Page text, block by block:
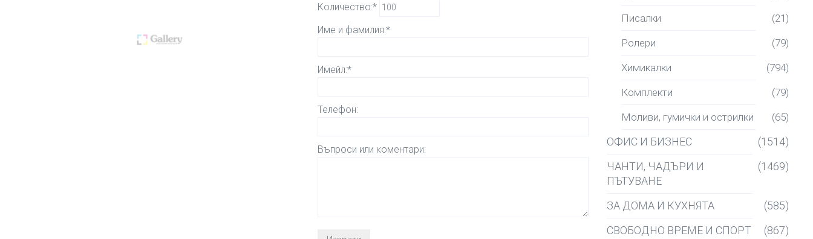
Количество:*
Име и фамилия:*
Имейл:*
Телефон:
Въпроси или коментари:
Писалки (21)
Ролери (79)
Химикалки (794)
Комплекти (79)
Моливи, гумички и острилки (65)
ОФИС И БИЗНЕС
(1514)
ЧАНТИ, ЧАДЪРИ И
ПЪТУВАНЕ
(1469)
ЗА ДОМА И КУХНЯТА
(585)
СВОБОДНО ВРЕМЕ И СПОРТ
(867)